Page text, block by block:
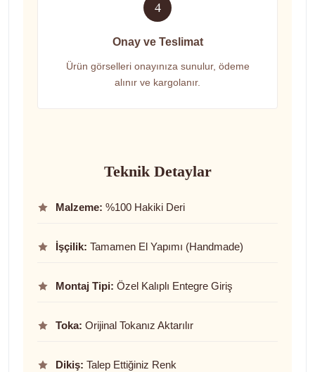
4
Onay ve Teslimat
Ürün görselleri onayınıza sunulur, ödeme
alınır ve kargolanır.
Teknik Detaylar
Malzeme: %100 Hakiki Deri
İşçilik: Tamamen El Yapımı (Handmade)
Montaj Tipi: Özel Kalıplı Entegre Giriş
Toka: Orijinal Tokanız Aktarılır
Dikiş: Talep Ettiğiniz Renk